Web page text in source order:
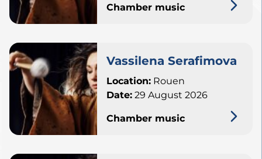
Chamber music
Vassilena Serafimova
Location: Rouen
Date: 29 August 2026
Chamber music